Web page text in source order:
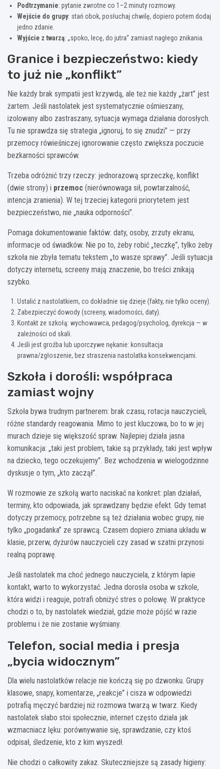
Podtrzymanie: pytanie zwrotne co 1–2 minuty rozmowy.
Wejście do grupy: stań obok, posłuchaj chwilę, dopiero potem dodaj
jedno zdanie.
Wyjście z twarzą: „spoko, lecę, do jutra” zamiast nagłego znikania.
Granice i bezpieczeństwo: kiedy
to już nie „konflikt”
Nie każdy brak sympatii jest krzywdą, ale też nie każdy „żart” jest
żartem. Jeśli nastolatek jest systematycznie ośmieszany,
izolowany albo zastraszany, sytuacja wymaga działania dorosłych.
Tu nie sprawdza się strategia „ignoruj, to się znudzi” — przy
przemocy rówieśniczej ignorowanie często zwiększa poczucie
bezkarności sprawców.
Trzeba odróżnić trzy rzeczy: jednorazową sprzeczkę, konflikt
(dwie strony) i przemoc (nierównowaga sił, powtarzalność,
intencja zranienia). W tej trzeciej kategorii priorytetem jest
bezpieczeństwo, nie „nauka odporności”.
Pomaga dokumentowanie faktów: daty, osoby, zrzuty ekranu,
informacje od świadków. Nie po to, żeby robić „teczkę”, tylko żeby
szkoła nie zbyła tematu tekstem „to wasze sprawy”. Jeśli sytuacja
dotyczy internetu, screeny mają znaczenie, bo treści znikają
szybko.
Ustalić z nastolatkiem, co dokładnie się dzieje (fakty, nie tylko oceny).
Zabezpieczyć dowody (screeny, wiadomości, daty).
Kontakt ze szkołą: wychowawca, pedagog/psycholog, dyrekcja — w
zależności od skali.
Jeśli jest groźba lub uporczywe nękanie: konsultacja
prawna/zgłoszenie, bez straszenia nastolatka konsekwencjami.
Szkoła i dorośli: współpraca
zamiast wojny
Szkoła bywa trudnym partnerem: brak czasu, rotacja nauczycieli,
różne standardy reagowania. Mimo to jest kluczowa, bo to w jej
murach dzieje się większość spraw. Najlepiej działa jasna
komunikacja: „taki jest problem, takie są przykłady, taki jest wpływ
na dziecko, tego oczekujemy”. Bez wchodzenia w wielogodzinne
dyskusje o tym, „kto zaczął”.
W rozmowie ze szkołą warto naciskać na konkret: plan działań,
terminy, kto odpowiada, jak sprawdzany będzie efekt. Gdy temat
dotyczy przemocy, potrzebne są też działania wobec grupy, nie
tylko „pogadanka” ze sprawcą. Czasem dopiero zmiana układu w
klasie, przerw, dyżurów nauczycieli czy zasad w szatni przynosi
realną poprawę.
Jeśli nastolatek ma choć jednego nauczyciela, z którym łapie
kontakt, warto to wykorzystać. Jedna dorosła osoba w szkole,
która widzi i reaguje, potrafi obniżyć stres o połowę. W praktyce
chodzi o to, by nastolatek wiedział, gdzie może pójść w razie
problemu i że nie zostanie wyśmiany.
Telefon, social media i presja
„bycia widocznym”
Dla wielu nastolatków relacje nie kończą się po dzwonku. Grupy
klasowe, snapy, komentarze, „reakcje” i cisza w odpowiedzi
potrafią męczyć bardziej niż rozmowa twarzą w twarz. Kiedy
nastolatek słabo stoi społecznie, internet często działa jak
wzmacniacz lęku: porównywanie się, sprawdzanie, czy ktoś
odpisał, śledzenie, kto z kim wyszedł.
Nie chodzi o całkowity zakaz. Skuteczniejsze są zasady higieny: